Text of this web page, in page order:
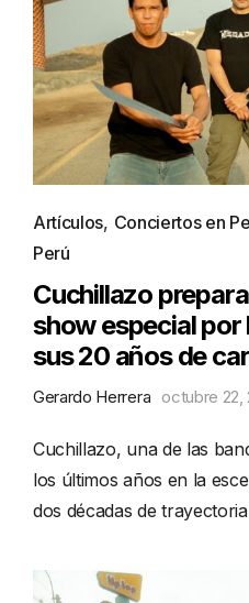
Artículos, Conciertos en
Perú
Cuchillazo
show especial
sus 20 años de
Gerardo Herrera octubre 22,
Cuchillazo, una de las
los últimos años en la
dos décadas de